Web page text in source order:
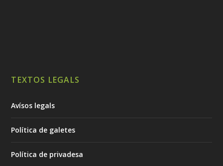
TEXTOS LEGALS
Avísos legals
Política de galetes
Política de privadesa